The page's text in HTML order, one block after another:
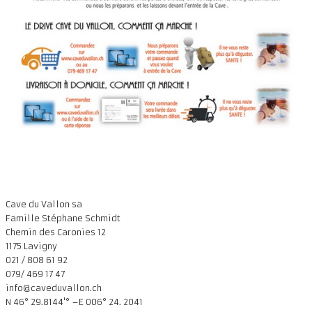
Dégustation
Infos pratiques ▼
Médias ▼
Cave du Vallon sa
Famille Stéphane Schmidt
Chemin des Caronies 12
1175 Lavigny
021 / 808 61 92
079/ 469 17 47
info@caveduvallon.ch
N 46° 29.8144'° –E 006° 24. 2041